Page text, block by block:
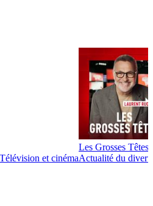
et cinéma
Les Grosses Têtes
Actualité du